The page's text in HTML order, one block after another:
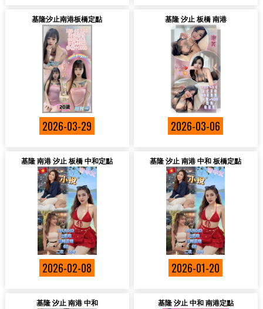
基隆汐止南港板橋定點
2026-03-29
基隆 汐止 板橋 南港
2026-03-06
基隆 南港 汐止 板橋 中和定點
2026-02-08
基隆 汐止 南港 中和 板橋定點
2026-01-20
基隆 汐止 南港 中和 基隆 汐止 中和 南港定點